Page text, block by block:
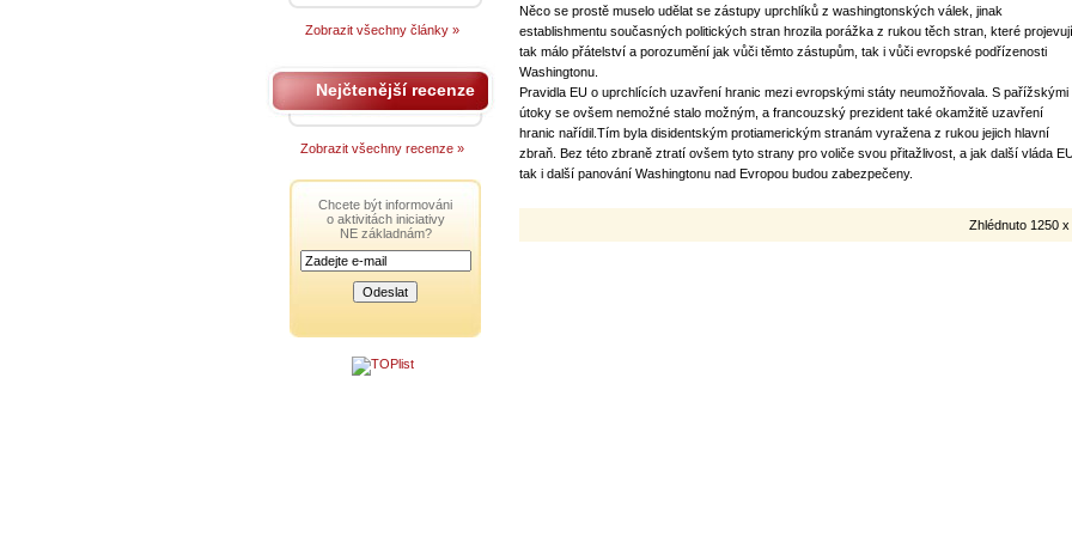
Něco se prostě muselo udělat se zástupy uprchlíků z washingtonských válek, jinak
establishmentu současných politických stran hrozila porážka z rukou těch stran, které projevují
tak málo přátelství a porozumění jak vůči těmto zástupům, tak i vůči evropské podřízenosti
Washingtonu.
Pravidla EU o uprchlících uzavření hranic mezi evropskými státy neumožňovala. S pařížskými
útoky se ovšem nemožné stalo možným, a francouzský prezident také okamžitě uzavření
hranic nařídil.Tím byla disidentským protiamerickým stranám vyražena z rukou jejich hlavní
zbraň. Bez této zbraně ztratí ovšem tyto strany pro voliče svou přitažlivost, a jak další vláda
tak i další panování Washingtonu nad Evropou budou zabezpečeny.
Zhlédnuto 1250 x
Zobrazit všechny články »
Nejčtenější recenze
Zobrazit všechny recenze »
Chcete být informováni
o aktivitách iniciativy
NE základnám?